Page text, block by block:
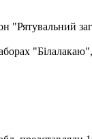
"Рятувальний